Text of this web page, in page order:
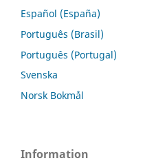
Español (España)
Português (Brasil)
Português (Portugal)
Svenska
Norsk Bokmål
Information